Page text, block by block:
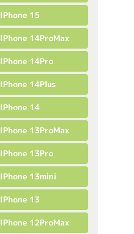
IPhone 15
IPhone 14ProMax
IPhone 14Pro
IPhone 14Plus
IPhone 14
IPhone 13ProMax
IPhone 13Pro
IPhone 13mini
IPhone 13
IPhone 12ProMax